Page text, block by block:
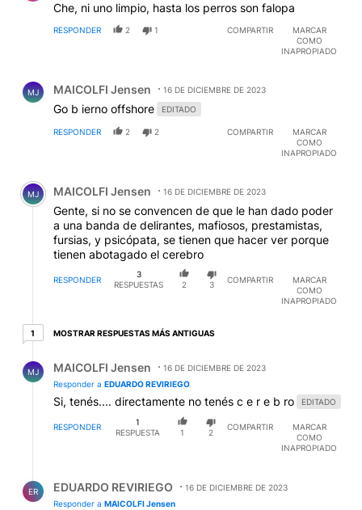
Che, ni uno limpio, hasta los perros son falopa
RESPONDER 2 1 COMPARTIR
MARCAR
COMO
INAPROPIADO
MJ MAICOLFI Jensen 16 DE DICIEMBRE DE 2023
Go b ierno offshore EDITADO
RESPONDER 2 2 COMPARTIR
MARCAR
COMO
INAPROPIADO
Comentario de MAICOLFI Jensen.
MJ MAICOLFI Jensen 16 DE DICIEMBRE DE 2023
Gente, si no se convencen de que le han dado poder
a una banda de delirantes, mafiosos, prestamistas,
fursias, y psicópata, se tienen que hacer ver porque
tienen abotagado el cerebro
RESPONDER
3
RESPUESTAS
2 3
COMPARTIR
MARCAR
COMO
INAPROPIADO
11 respuesta más antiguas
MOSTRAR RESPUESTAS MÁS ANTIGUAS
MJ MAICOLFI Jensen
16 DE DICIEMBRE DE 2023
Responder a EDUARDO REVIRIEGO
Si, tenés.... directamente no tenés c e r e b ro EDITADO
RESPONDER
1
RESPUESTA
1 2
COMPARTIR
MARCAR
COMO
INAPROPIADO
ER EDUARDO REVIRIEGO
16 DE DICIEMBRE DE 2023
Responder a MAICOLFI Jensen